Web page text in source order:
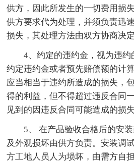
供方，因此所发生的一切费用损
供方要求代为处理，并须负责迅
损失，其处理方法由双方协商决定
4、约定的违约金，视为违
约定违约金或者预先赔偿额的计
应当相当于违约所造成的损失，
得的利益，但不得超过违反合同
见到的因违反合同可能造成的损失
5、 在产品验收合格后的安
及外观损坏由供方负责。安装调
方工地人员人为埙坏，由需方自担